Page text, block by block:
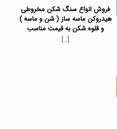
فروش انواع سنگ شکن مخروطی
هیدروکن ماسه ساز ( شن و ماسه )
و قلوه شکن به قیمت مناسب
[…]